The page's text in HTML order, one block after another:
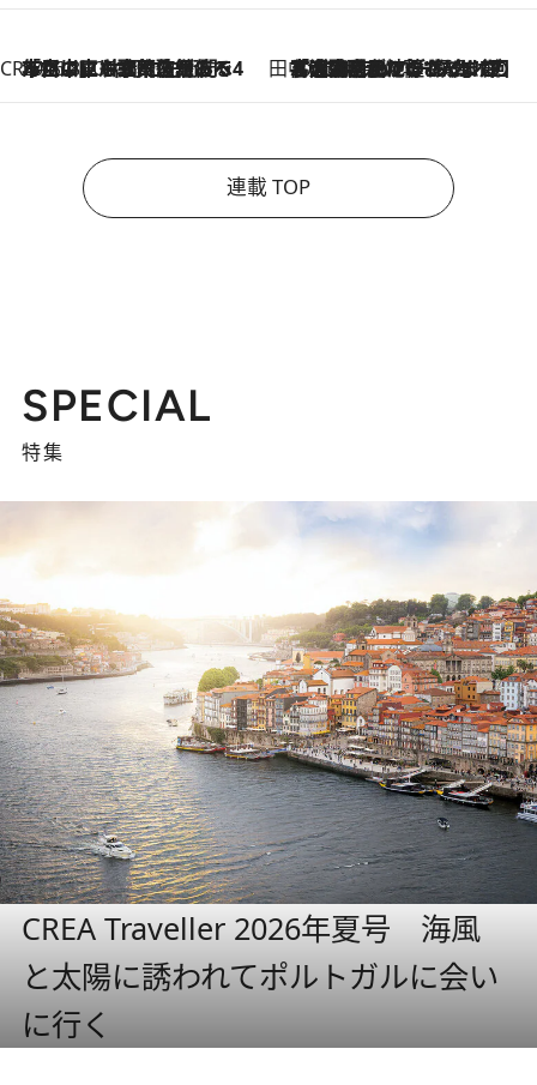
CREA'S CHOICE
2026.8.7
「立川にも歌舞伎があるんだよ」 片岡仁左衛門・市川中車ら豪華座組みで4年目の立川立飛歌舞伎へ 田中稲の勝手に再ブーム
2026.8.7
「湘南乃風に憧れて」観客大盛上がりの“タオル回し”に、ラッパー顔負けの高速歌唱まで…さだまさし（74）のアグレッシブすぎる現在地
連載 TOP
SPECIAL
特集
CREA Traveller 2026年夏号 海風
と太陽に誘われてポルトガルに会い
に行く